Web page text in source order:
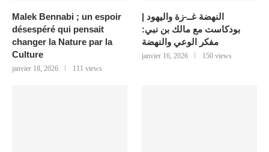
Malek Bennabi ; un espoir
désespéré qui pensait
changer la Nature par la
Culture
janvier 18, 2026 111 views
النهضة غــ-زة واليهود |
بودكاست مع مالك بن نبي:
مفكر الوعي والنهضة
janvier 16, 2026 150 views